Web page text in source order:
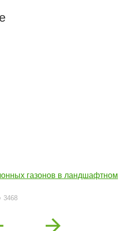
газонов в ландшафтном
3468
Next